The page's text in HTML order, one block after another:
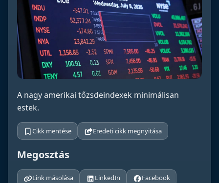
A nagy amerikai tőzsdeindexek minimálisan
estek.
Cikk mentése Eredeti cikk megnyitása
Megosztás
Link másolása LinkedIn
Facebook